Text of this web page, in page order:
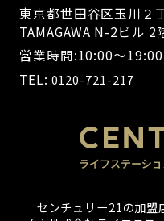
東京都世田谷区玉川２
TAMAGAWA N-2ビル 2
営業時間:10:00～
TEL: 0120-721-217
センチュリー21の加盟